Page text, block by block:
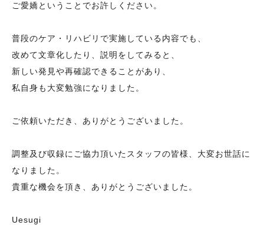
ご愛嬌ということでお許しください。
普段のケア・リハビリで実施している内容でも、
改めて文章化したり、説明をしてみると、
新しい発見や再確認できることがあり、
私自身も大変勉強になりました。
ご依頼いただき、ありがとうございました。
調整及び収録にご協力頂いたスタッフの皆様、大変お世話に
なりました。
貴重な機会を頂き、ありがとうございました。
Uesugi